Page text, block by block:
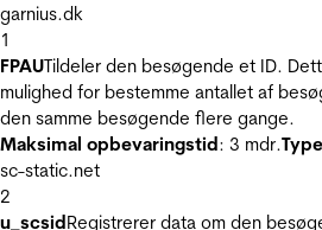
garnius.dk
1
FPAUTildeler den besøgende et ID.
mulighed for bestemme antallet af
den samme besøgende flere gange.
Maksimal opbevaringstid: 3 mdr.Type
sc-static.net
2
u_scsidRegistrerer data om den